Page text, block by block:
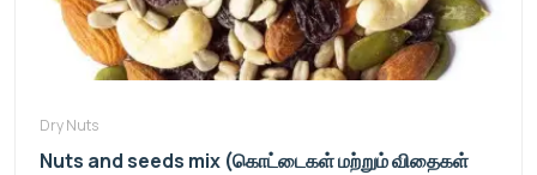
Dry Nuts
Nuts and seeds mix (கொட்டைகள் மற்றும் விதைகள்